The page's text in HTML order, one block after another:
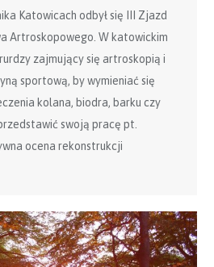
Katowicach odbył się III Zjazd
Artroskopowego. W katowickim
zajmujący się artroskopią i
sportową, by wymieniać się
kolana, biodra, barku czy
swoją pracę pt.
ocena rekonstrukcji